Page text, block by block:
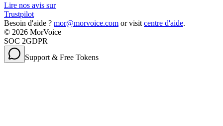
Lire nos avis sur
Trustpilot
Besoin d'aide ? mor@morvoice.com or visit centre d'aide.
© 2026 MorVoice
SOC 2GDPR
Support & Free Tokens